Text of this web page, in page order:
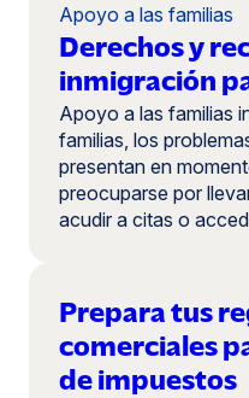
Derechos y
inmigración
Apoyo a las familias
Apoyo a las familias
familias, los
presentan en
preocuparse por
acudir a citas o
Prepara tus
comerciales
de impuestos